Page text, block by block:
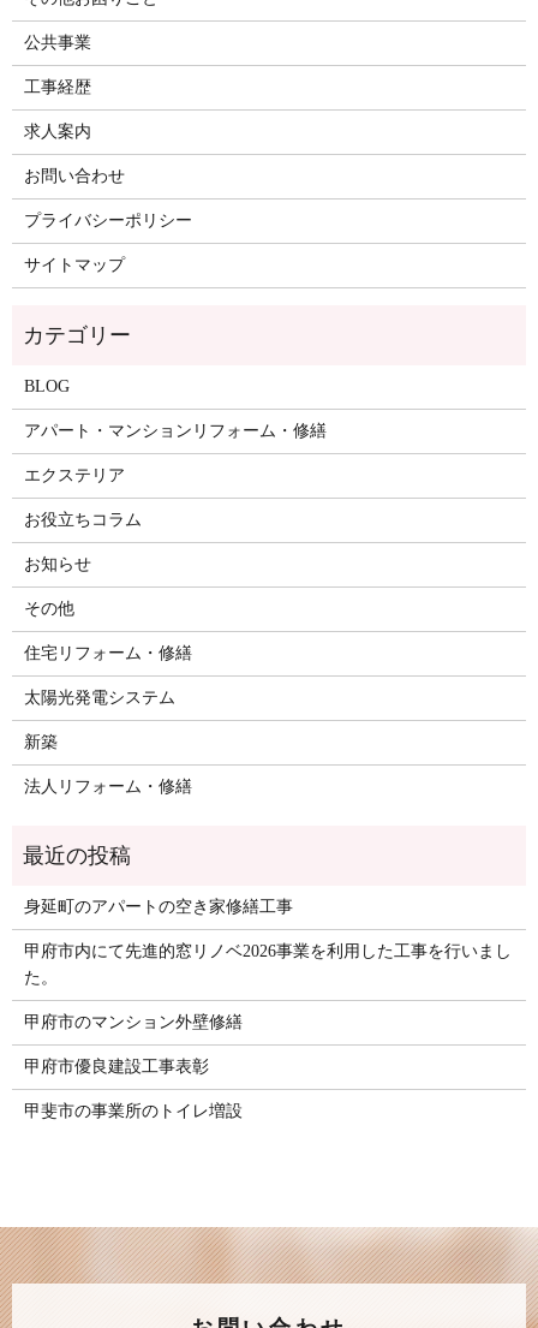
公共事業
工事経歴
求人案内
お問い合わせ
プライバシーポリシー
サイトマップ
BLOG
アパート・マンションリフォーム・修繕
エクステリア
お役立ちコラム
お知らせ
その他
住宅リフォーム・修繕
太陽光発電システム
新築
法人リフォーム・修繕
身延町のアパートの空き家修繕工事
甲府市内にて先進的窓リノベ2026事業を利用した工事を行いまし
た。
甲府市のマンション外壁修繕
甲府市優良建設工事表彰
甲斐市の事業所のトイレ増設